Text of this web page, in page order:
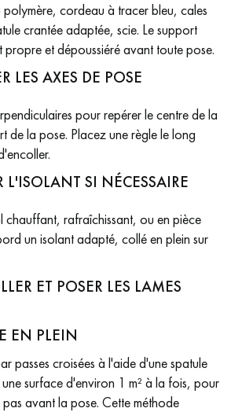
cordeau à tracer bleu, cales
crantée adaptée, scie. Le support
et dépoussiéré avant toute pose.
LES AXES DE POSE
pour repérer le centre de la
de la pose. Placez une règle le long
L'ISOLANT SI NÉCESSAIRE
chauffant, rafraîchissant, ou en pièce
un isolant adapté, collé en plein sur
ET POSER LES LAMES
EN PLEIN
passes croisées à l'aide d'une spatule
surface d'environ 1 m² à la fois, pour
avant la pose. Cette méthode